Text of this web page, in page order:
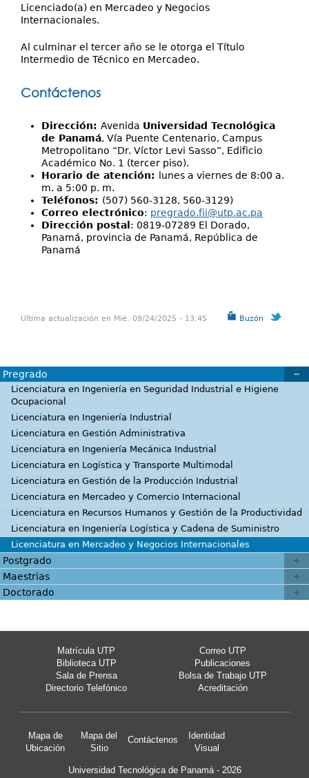
Licenciado(a) en Mercadeo y Negocios
Internacionales.
Al culminar el tercer año se le otorga el Título
Intermedio de Técnico en Mercadeo.
Contáctenos
Dirección: Avenida Universidad Tecnológica
de Panamá, Vía Puente Centenario, Campus
Metropolitano “Dr. Víctor Levi Sasso”, Edificio
Académico No. 1 (tercer piso).
Horario de atención:
lunes a viernes de 8:00 a.
m. a 5:00 p. m.
Teléfonos: (507) 560-3128, 560-3129)
Correo electrónico: pregrado.fii@utp.ac.pa
Dirección postal : 0819-07289 El Dorado,
Panamá, provincia de Panamá, República de
Panamá
Buzón
Última actualización en Mié, 09/24/2025 - 13:45
Pregrado
Licenciatura en Ingeniería en Seguridad Industrial e Higiene
Ocupacional
Licenciatura en Ingeniería Industrial
Licenciatura en Gestión Administrativa
Licenciatura en Ingeniería Mecánica Industrial
Licenciatura en Logística y Transporte Multimodal
Licenciatura en Gestión de la Producción Industrial
Licenciatura en Mercadeo y Comercio Internacional
Licenciatura en Recursos Humanos y Gestión de la Productividad
Licenciatura en Ingeniería Logística y Cadena de Suministro
Licenciatura en Mercadeo y Negocios Internacionales
Postgrado
Maestrias
Doctorado
Matrícula UTP
Correo UTP
Biblioteca UTP
Publicaciones
Sala de Prensa
Bolsa de Trabajo UTP
Directorio Telefónico
Acreditación
Mapa de
Ubicación
Mapa del
Sitio
Contáctenos
Identidad
Visual
Universidad Tecnológica de Panamá - 2026